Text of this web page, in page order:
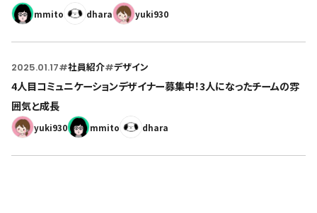
mmito dhara yuki930
2025.01.17#社員紹介#デザイン
4人目コミュニケーションデザイナー募集中！3人になったチームの雰
囲気と成長
yuki930 mmito dhara